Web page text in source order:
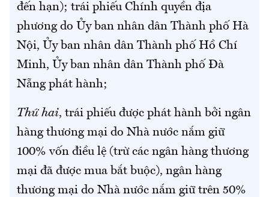
đến hạn); trái phiếu Chính quyền địa
phương do Ủy ban nhân dân Thành phố Hà
Nội, Ủy ban nhân dân Thành phố Hồ Chí
Minh, Ủy ban nhân dân Thành phố Đà
Nẵng phát hành;
Thứ hai, trái phiếu được phát hành bởi ngân
hàng thương mại do Nhà nước nắm giữ
100% vốn điều lệ (trừ các ngân hàng thương
mại đã được mua bắt buộc), ngân hàng
thương mại do Nhà nước nắm giữ trên 50%